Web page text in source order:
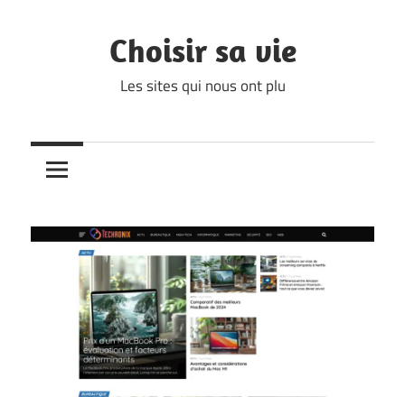
Choisir sa vie
Les sites qui nous ont plu